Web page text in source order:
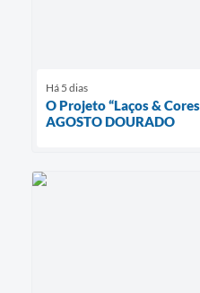
Há 5 dias
O Projeto “Laços &
AGOSTO DOURADO